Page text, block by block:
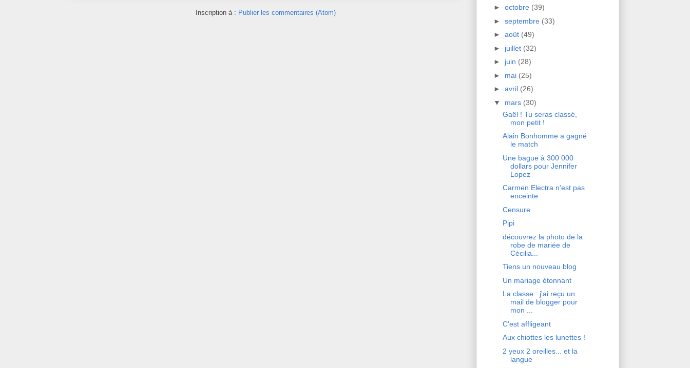
Inscription à : Publier les commentaires (Atom)
► octobre (39)
► septembre (33)
► août (49)
► juillet (32)
► juin (28)
► mai (25)
► avril (26)
▼ mars (30)
Gaël ! Tu seras classé,
mon petit !
Alain Bonhomme a gagné
le match
Une bague à 300 000
dollars pour Jennifer
Lopez
Carmen Electra n'est pas
enceinte
Censure
Pipi
découvrez la photo de la
robe de mariée de
Cécilia...
Tiens un nouveau blog
Un mariage étonnant
La classe : j'ai reçu un
mail de blogger pour
mon ...
C'est affligeant
Aux chiottes les lunettes !
2 yeux 2 oreilles... et la
langue